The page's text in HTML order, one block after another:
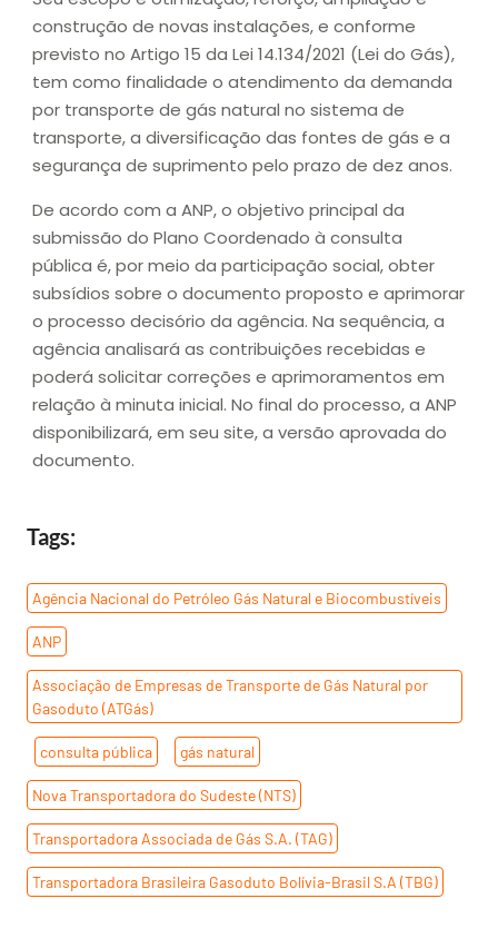
construção de novas instalações, e conforme
previsto no Artigo 15 da Lei 14.134/2021 (Lei do Gás),
tem como finalidade o atendimento da demanda
por transporte de gás natural no sistema de
transporte, a diversificação das fontes de gás e a
segurança de suprimento pelo prazo de dez anos.
De acordo com a ANP, o objetivo principal da
submissão do Plano Coordenado à consulta
pública é, por meio da participação social, obter
subsídios sobre o documento proposto e aprimorar
o processo decisório da agência. Na sequência, a
agência analisará as contribuições recebidas e
poderá solicitar correções e aprimoramentos em
relação à minuta inicial. No final do processo, a ANP
disponibilizará, em seu site, a versão aprovada do
documento.
Tags:
Agência Nacional do Petróleo Gás Natural e Biocombustíveis
ANP
Associação de Empresas de Transporte de Gás Natural por
Gasoduto (ATGás)
consulta pública gás natural
Nova Transportadora do Sudeste (NTS)
Transportadora Associada de Gás S.A. (TAG)
Transportadora Brasileira Gasoduto Bolívia-Brasil S.A (TBG)